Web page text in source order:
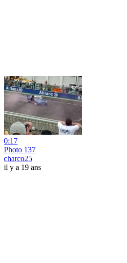
0:17
Photo 137
charco25
il y a 19 ans